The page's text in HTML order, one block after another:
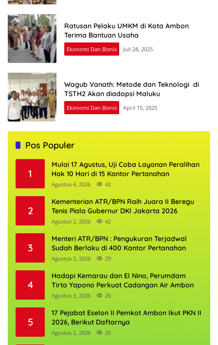
Ratusan Pelaku UMKM di Kota Ambon
Terima Bantuan Usaha
Ekonomi Dan Bisnis Juli 28, 2025
Wagub Vanath: Metode dan Teknologi di
TSTH2 Akan diadopsi Maluku
Ekonomi Dan Bisnis April 15, 2025
Pos Populer
1
Mulai 17 Agustus, Uji Coba Layanan Peralihan
Hak 10 Hari di 15 Kantor Pertanahan
Agustus 4, 2026 42
2
Kementerian ATR/BPN Raih Juara II Beregu
Tenis Piala Gubernur DKI Jakarta 2026
Agustus 2, 2026 42
3
Menteri ATR/BPN : Pengukuran Terjadwal
Sudah Berlaku di 400 Kantor Pertanahan
Agustus 3, 2026 29
4
Hadapi Kemarau dan El Nino, Perumdam
Tirta Yapono Perkuat Cadangan Air Ambon
Agustus 3, 2026 26
5
17 Pejabat Eselon II Pemkot Ambon Ikut PKN II
2026, Berikut Daftarnya
Agustus 2, 2026 26